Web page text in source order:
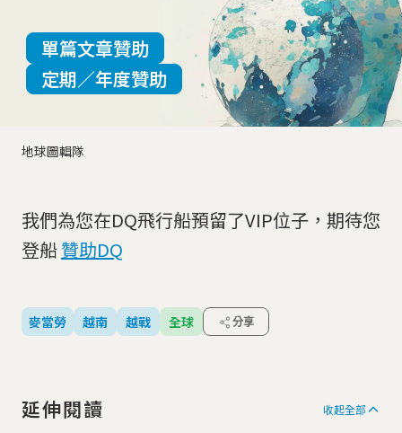
地球圖輯隊
單篇文章贊助
定期／年度贊助
我們為您在DQ飛行船預留了VIP位子，期待您
登船贊助DQ
麥當勞 越南 越戰 全球 分享
延伸閱讀 收起全部